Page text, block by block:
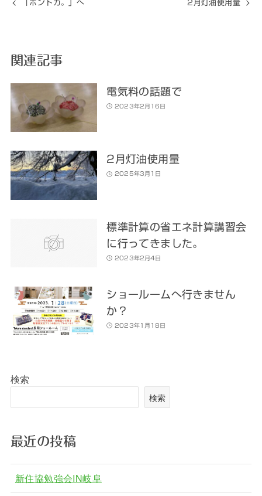
「ホントカ。」へ 2月灯油使用量
関連記事
電気料の話題で
2023年2月16日
2月灯油使用量
2025年3月1日
標準計算の省エネ計算講習会
に行ってきました。
2023年2月4日
ショールームへ行きません
か？
2023年1月18日
検索
検索
最近の投稿
新住協勉強会IN岐阜